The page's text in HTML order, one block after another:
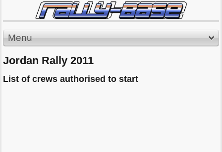
Menu
Jordan Rally 2011
List of crews authorised to start